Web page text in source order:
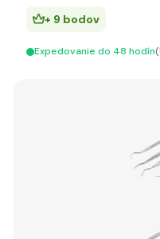
+ 9 bodov
Expedovanie do 48 hodín